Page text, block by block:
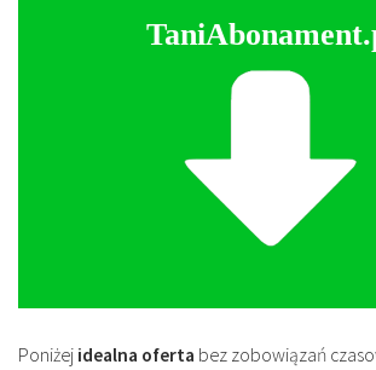
Poniżej idealna oferta bez zobowiązań